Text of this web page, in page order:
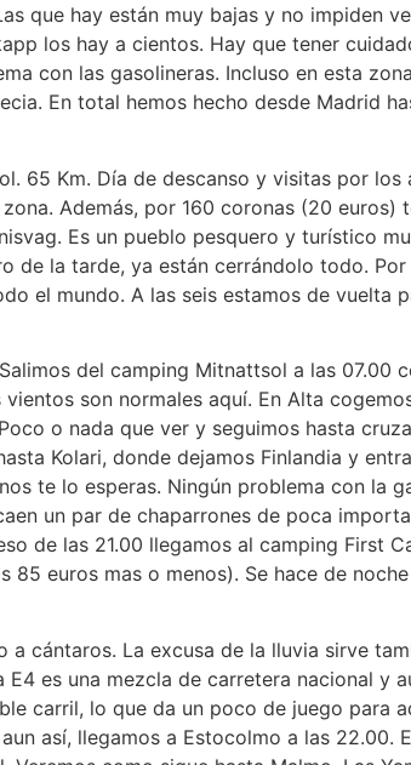
que hay están muy bajas y no impiden
los hay a cientos. Hay que tener
con las gasolineras. Incluso en esta
En total hemos hecho desde Madrid
65 Km. Día de descanso y visitas por
Además, por 160 coronas (20
Es un pueblo pesquero y turístico
de la tarde, ya están cerrándolo todo.
el mundo. A las seis estamos de vuelta
del camping Mitnattsol a las 07.00
son normales aquí. En Alta
o nada que ver y seguimos hasta
Kolari, donde dejamos Finlandia y
te lo esperas. Ningún problema con la
un par de chaparrones de poca
de las 21.00 llegamos al camping First
euros mas o menos). Se hace de
cántaros. La excusa de la lluvia sirve
es una mezcla de carretera nacional y
carril, lo que da un poco de juego para
así, llegamos a Estocolmo a las 22.00.